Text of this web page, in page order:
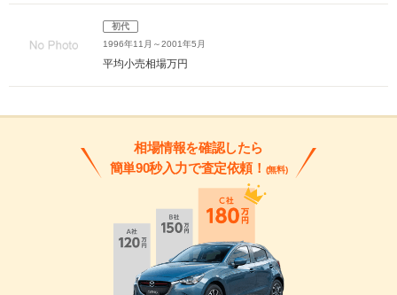
初代
1996年11月～2001年5月
平均小売相場万円
相場情報を確認したら
簡単90秒入力で査定依頼！ (無料)